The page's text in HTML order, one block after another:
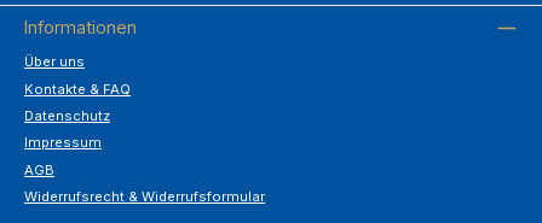
Informationen
Über uns
Kontakte & FAQ
Datenschutz
Impressum
AGB
Widerrufsrecht & Widerrufsformular